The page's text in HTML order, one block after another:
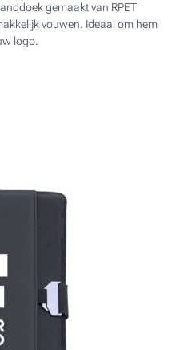
gemaakt van RPET
vouwen. Ideaal om hem
logo.